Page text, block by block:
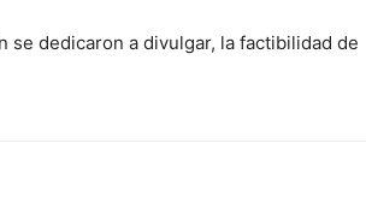
se dedicaron a divulgar, la factibilidad de